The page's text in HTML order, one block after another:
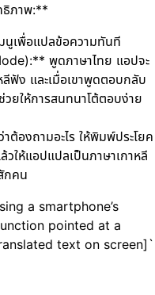
ธิภาพ:**
นูเพื่อแปลข้อความทันที
พูดภาษาไทย แอปจะ
ลีฟัง และเมื่อเขาพูดตอบกลับ
ยให้การสนทนาโต้ตอบง่าย
องถามอะไร ให้พิมพ์ประโยค
วให้แอปแปลเป็นภาษาเกาหลี
กคน
a smartphone’s
pointed at a
text on screen]`